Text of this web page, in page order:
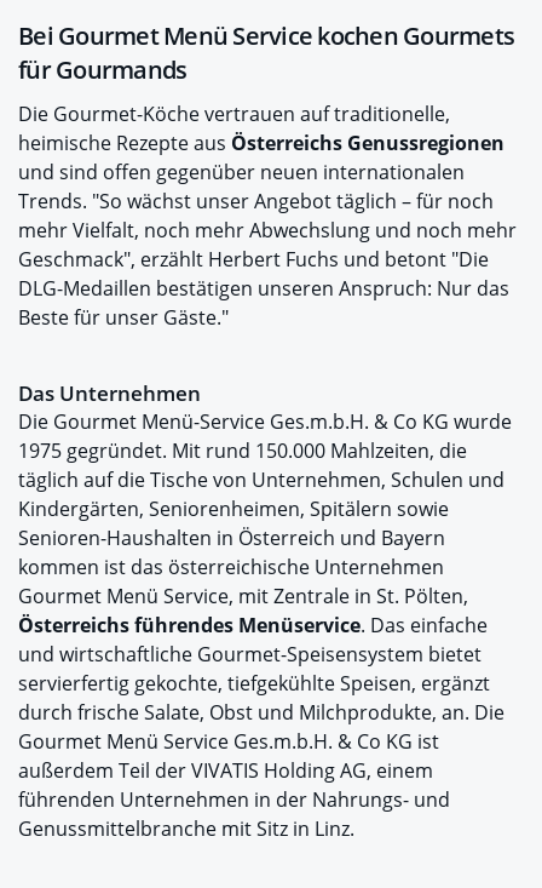
Bei Gourmet Menü Service kochen Gourmets
für Gourmands
Die Gourmet-Köche vertrauen auf traditionelle,
heimische Rezepte aus Österreichs Genussregionen
und sind offen gegenüber neuen internationalen
Trends. "So wächst unser Angebot täglich – für noch
mehr Vielfalt, noch mehr Abwechslung und noch mehr
Geschmack", erzählt Herbert Fuchs und betont "Die
DLG-Medaillen bestätigen unseren Anspruch: Nur das
Beste für unser Gäste."
Das Unternehmen
Die Gourmet Menü-Service Ges.m.b.H. & Co KG wurde
1975 gegründet. Mit rund 150.000 Mahlzeiten, die
täglich auf die Tische von Unternehmen, Schulen und
Kindergärten, Seniorenheimen, Spitälern sowie
Senioren-Haushalten in Österreich und Bayern
kommen ist das österreichische Unternehmen
Gourmet Menü Service, mit Zentrale in St. Pölten,
Österreichs führendes Menüservice. Das einfache
und wirtschaftliche Gourmet-Speisensystem bietet
servierfertig gekochte, tiefgekühlte Speisen, ergänzt
durch frische Salate, Obst und Milchprodukte, an. Die
Gourmet Menü Service Ges.m.b.H. & Co KG ist
außerdem Teil der VIVATIS Holding AG, einem
führenden Unternehmen in der Nahrungs- und
Genussmittelbranche mit Sitz in Linz.